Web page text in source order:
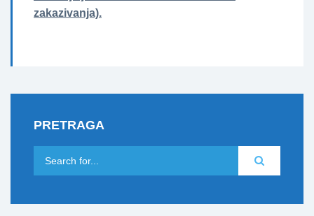
zakazivanja).
PRETRAGA